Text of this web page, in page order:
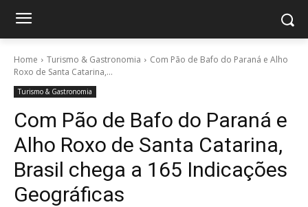
Home Turismo & Gastronomia
Com Pão de Bafo do Paraná e Alho
Roxo de Santa Catarina,...
Turismo & Gastronomia
Com Pão de Bafo do Paraná e
Alho Roxo de Santa Catarina,
Brasil chega a 165 Indicações
Geográficas